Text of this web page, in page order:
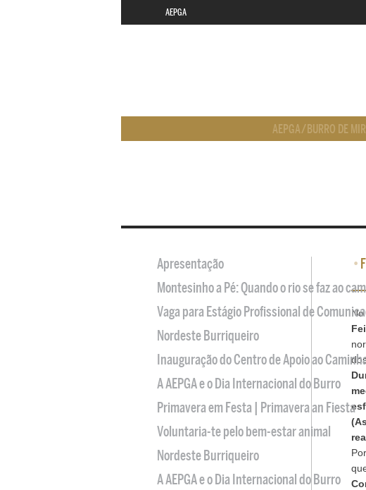
AEPGA
AEPGA/ BURRO DE
•
Apresentação
Montesinho a Pé: Quando o rio se faz ao
Vaga para Estágio Profissional de
Nordeste Burriqueiro
Inauguração do Centro de Apoio ao
A AEPGA e o Dia Internacional do Burro
Primavera em Festa | Primavera an Fiesta
Voluntaria-te pelo bem-estar animal
Nordeste Burriqueiro
A AEPGA e o Dia Internacional do Burro